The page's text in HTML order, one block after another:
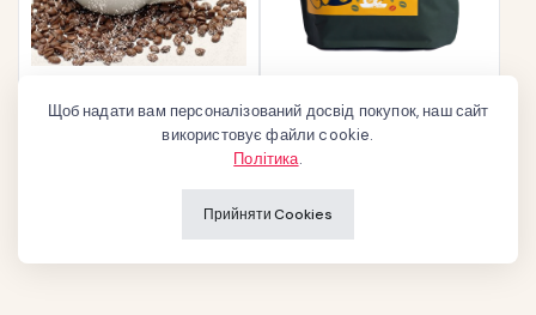
Ефіопія Йоргачефф”
“Львівська”
133
Щоб надати вам персоналізований досвід покупок, наш сайт
використовує файли cookie.
Політика.
Прийняти Cookies